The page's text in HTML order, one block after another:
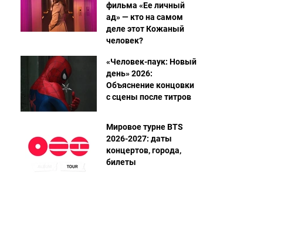
фильма «Ее личный
ад» — кто на самом
деле этот Кожаный
человек?
«Человек-паук: Новый
день» 2026:
Объяснение концовки
с сцены после титров
Мировое турне BTS
2026-2027: даты
концертов, города,
билеты